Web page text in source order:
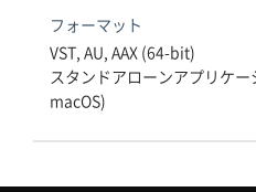
フォーマット
VST, AU, AAX (64-bit)
スタンドアローンアプリケ
macOS)